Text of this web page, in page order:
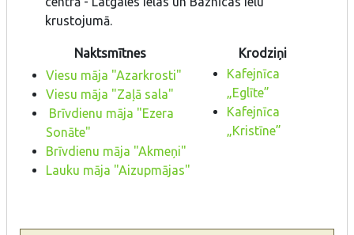
krustojumā.
Naktsmītnes
Krodziņi
Viesu māja "Azarkrosti"
Viesu māja "Zaļā sala"
Brīvdienu māja "Ezera
Sonāte"
Brīvdienu māja "Akmeņi"
Lauku māja "Aizupmājas"
Kafejnīca
„Eglīte”
Kafejnīca
„Kristīne”